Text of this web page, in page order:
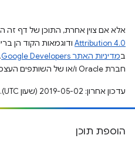
אלא אם צוין אחרת, התוכן של דף זה
Attribution 4.0 ודוגמאות הקוד הן
במדיניות האתר Google Developers‏
חברת Oracle ו/או של השותפים העצמאיים שלה.
עדכון אחרון: 2019-05-02 (שעון UTC).
הוספת תוכן